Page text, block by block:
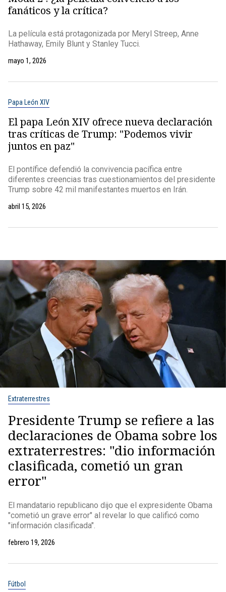
fanáticos y la crítica?
La película está protagonizada por Meryl Streep, Anne
Hathaway, Emily Blunt y Stanley Tucci.
mayo 1, 2026
Papa León XIV
El papa León XIV ofrece nueva declaración
tras críticas de Trump: "Podemos vivir
juntos en paz"
El pontífice defendió la convivencia pacífica entre
diferentes creencias tras cuestionamientos del presidente
Trump sobre 42 mil manifestantes muertos en Irán.
abril 15, 2026
Extraterrestres
Presidente Trump se refiere a las
declaraciones de Obama sobre los
extraterrestres: "dio información
clasificada, cometió un gran
error"
El mandatario republicano dijo que el expresidente Obama
"cometió un grave error" al revelar lo que calificó como
"información clasificada".
febrero 19, 2026
Fútbol